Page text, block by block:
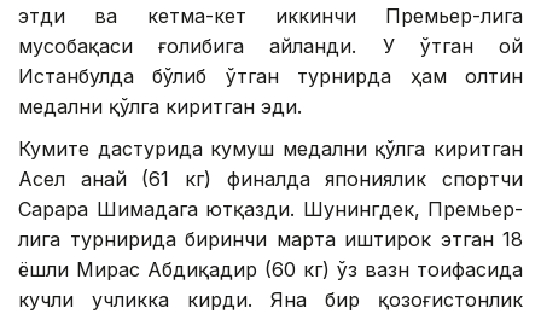
этди ва кетма-кет иккинчи Премьер-лига
мусобақаси ғолибига айланди. У ўтган ой
Истанбулда бўлиб ўтган турнирда ҳам олтин
медални қўлга киритган эди.
Кумите дастурида кумуш медални қўлга киритган
Асел Қанай (61 кг) финалда япониялик спортчи
Сарара Шимадага ютқазди. Шунингдек, Премьер-
лига турнирида биринчи марта иштирок этган 18
ёшли Мирас Абдиқадир (60 кг) ўз вазн тоифасида
кучли учликка кирди. Яна бир қозоғистонлик